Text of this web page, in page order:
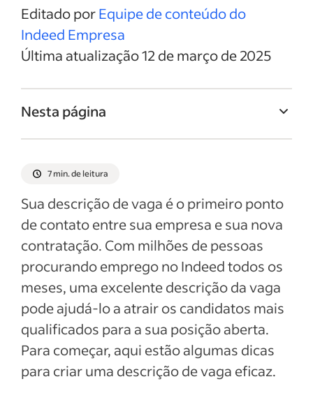
Editado porEquipe de conteúdo do
Indeed Empresa
Última atualização 12 de março de 2025
Nesta página
Resumo da vaga de Designer de interiores
Responsabilidades e deveres de Designer
de interiores
Qualificações e habilidades de Designer de
interiores
Exemplos de descrição da vaga
Ver mais
7 min. de leitura
Sua descrição de vaga é o primeiro ponto
de contato entre sua empresa e sua nova
contratação. Com milhões de pessoas
procurando emprego no Indeed todos os
meses, uma excelente descrição da vaga
pode ajudá-lo a atrair os candidatos mais
qualificados para a sua posição aberta.
Para começar, aqui estão algumas dicas
para criar uma descrição de vaga eficaz.